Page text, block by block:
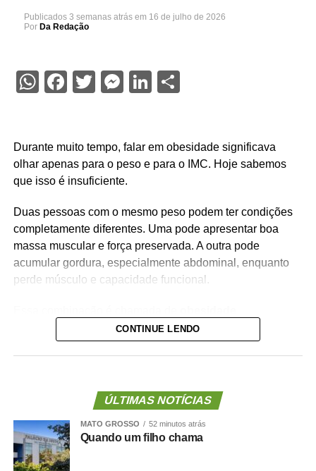
Publicados 3 semanas atrás em 16 de julho de 2026
Por Da Redação
WhatsApp
Facebook
Twitter
Messenger
LinkedIn
Share
Durante muito tempo, falar em obesidade significava
olhar apenas para o peso e para o IMC. Hoje sabemos
que isso é insuficiente.
Duas pessoas com o mesmo peso podem ter condições
completamente diferentes. Uma pode apresentar boa
massa muscular e força preservada. A outra pode
acumular gordura, especialmente abdominal, enquanto
perde músculo e capacidade funcional.
Ela reúne dois problemas importantes: excesso de
muscular. Além de aumentar o risco de fragilidade,
quedas, diabetes e doenças cardiovasculares, novas
evidências mostram que essa condição também pode
estar associada a maior risco de demência.
CONTINUE LENDO
ÚLTIMAS NOTÍCIAS
MATO GROSSO 52 minutos atrás
Quando um filho chama